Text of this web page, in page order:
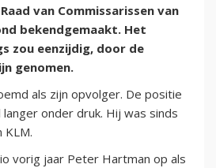
van Commissarissen van
bekendgemaakt. Het
zou eenzijdig, door de
genomen.
als zijn opvolger. De positie
onder druk. Hij was sinds
KLM.
vorig jaar Peter Hartman op als